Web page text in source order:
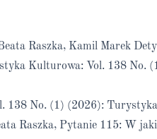
Raszka, Kamil Marek
Kulturowa: Vol. 138 No.
138 No. (1) (2026):
Raszka, Pytanie 115: W